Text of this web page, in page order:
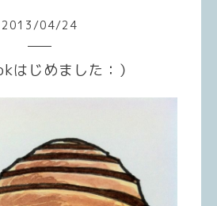
2013 /04/24
はじめました：）